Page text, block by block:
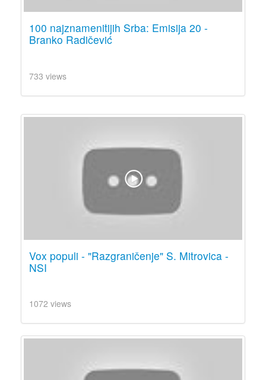
100 najznamenitijih Srba: Emisija 20 -
Branko Radičević
733 views
Vox populi - "Razgraničenje" S. Mitrovica -
NSI
1072 views